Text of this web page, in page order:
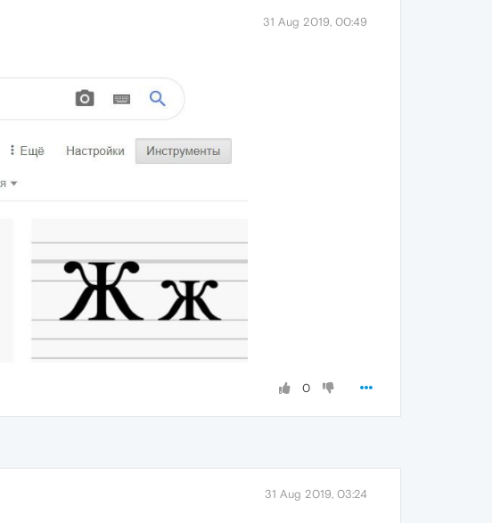
31 Aug 2019, 00:49
0
31 Aug 2019, 03:24